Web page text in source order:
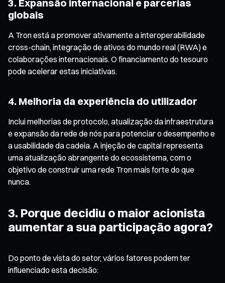
3. Expansão internacional e parcerias
globais
A Tron está a promover ativamente a interoperabilidade
cross-chain, integração de ativos do mundo real (RWA) e
colaborações internacionais. O financiamento do tesouro
pode acelerar estas iniciativas.
4. Melhoria da experiência do utilizador
Inclui melhorias de protocolo, atualização da infraestrutura
e expansão da rede de nós para potenciar o desempenho e
a usabilidade da cadeia. A injeção de capital representa
uma atualização abrangente do ecossistema, com o
objetivo de construir uma rede Tron mais forte do que
nunca.
3. Porque decidiu o maior acionista
aumentar a sua participação agora?
Do ponto de vista do setor, vários fatores podem ter
influenciado esta decisão: